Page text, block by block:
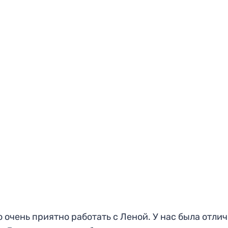
очень приятно работать с Леной. У нас была